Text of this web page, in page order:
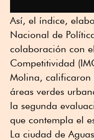
Así, el índice,
Nacional de
colaboración con
Competitividad
Molina, calificaron
áreas verdes
la segunda
que contempla el
La ciudad de